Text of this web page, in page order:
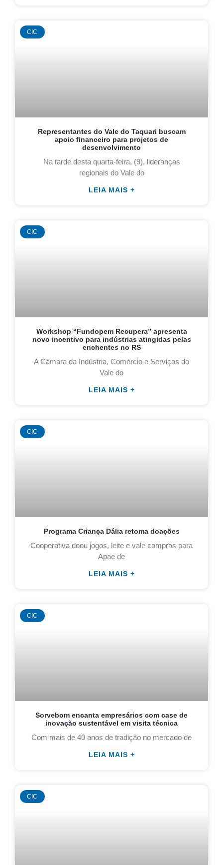
CIC
Representantes do Vale do Taquari buscam
apoio financeiro para projetos de
desenvolvimento
Na tarde desta quarta-feira, (9), lideranças
regionais do Vale do
LEIA MAIS +
CIC
Workshop “Fundopem Recupera” apresenta
novo incentivo para indústrias atingidas pelas
enchentes no RS
A Câmara da Indústria, Comércio e Serviços do
Vale do
LEIA MAIS +
CIC
Programa Criança Dália retoma doações
Cooperativa doou jogos, leite e vale compras para
Apae de
LEIA MAIS +
CIC
Sorvebom encanta empresários com case de
inovação sustentável em visita técnica
Com mais de 40 anos de tradição no mercado de
LEIA MAIS +
CIC